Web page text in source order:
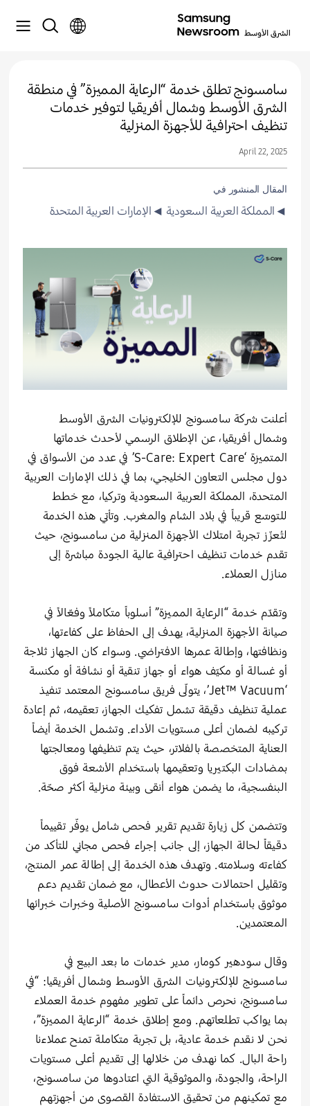
سامسونج تطلق خدمة “الرعاية المميزة” في منطقة
الشرق الأوسط وشمال أفريقيا لتوفير خدمات
تنظيف احترافية للأجهزة المنزلية
April 22, 2025
المقال المنشور في
◄المملكة العربية السعودية ◄الإمارات العربية المتحدة
أعلنت شركة سامسونج للإلكترونيات الشرق الأوسط
وشمال أفريقيا، عن الإطلاق الرسمي لأحدث خدماتها
المتميزة ‘S-Care: Expert Care’ في عدد من الأسواق في
دول مجلس التعاون الخليجي، بما في ذلك الإمارات العربية
المتحدة، المملكة العربية السعودية وتركيا، مع خطط
للتوسّع قريباً في بلاد الشام والمغرب. وتأتي هذه الخدمة
لتُعزّز تجربة امتلاك الأجهزة المنزلية من سامسونج، حيث
تقدم خدمات تنظيف احترافية عالية الجودة مباشرة إلى
منازل العملاء.
وتقدّم خدمة “الرعاية المميزة” أسلوباً متكاملاً وفعّالاً في
صيانة الأجهزة المنزلية، يهدف إلى الحفاظ على كفاءتها،
ونظافتها، وإطالة عمرها الافتراضي. وسواء كان الجهاز ثلاجة
أو غسالة أو مكيّف هواء أو جهاز تنقية أو نشافة أو مكنسة
‘Jet™ Vacuum’، يتولّى فريق سامسونج المعتمد تنفيذ
عملية تنظيف دقيقة تشمل تفكيك الجهاز، تعقيمه، ثم إعادة
تركيبه لضمان أعلى مستويات الأداء. وتشمل الخدمة أيضاً
العناية المتخصصة بالفلاتر، حيث يتم تنظيفها ومعالجتها
بمضادات البكتيريا وتعقيمها باستخدام الأشعة فوق
البنفسجية، ما يضمن هواء أنقى وبيئة منزلية أكثر صحّة.
وتتضمن كل زيارة تقديم تقرير فحص شامل يوفّر تقييماً
دقيقاً لحالة الجهاز، إلى جانب إجراء فحص مجاني للتأكد من
كفاءته وسلامته. وتهدف هذه الخدمة إلى إطالة عمر المنتج،
وتقليل احتمالات حدوث الأعطال، مع ضمان تقديم دعم
موثوق باستخدام أدوات سامسونج الأصلية وخبرات خبرائها
المعتمدين.
وقال سودهير كومار، مدير خدمات ما بعد البيع في
سامسونج للإلكترونيات الشرق الأوسط وشمال أفريقيا: “في
سامسونج، نحرص دائماً على تطوير مفهوم خدمة العملاء
بما يواكب تطلعاتهم. ومع إطلاق خدمة “الرعاية المميزة”،
نحن لا نقدم خدمة عادية، بل تجربة متكاملة تمنح عملاءنا
راحة البال. كما نهدف من خلالها إلى تقديم أعلى مستويات
الراحة، والجودة، والموثوقية التي اعتادوها من سامسونج،
مع تمكينهم من تحقيق الاستفادة القصوى من أجهزتهم